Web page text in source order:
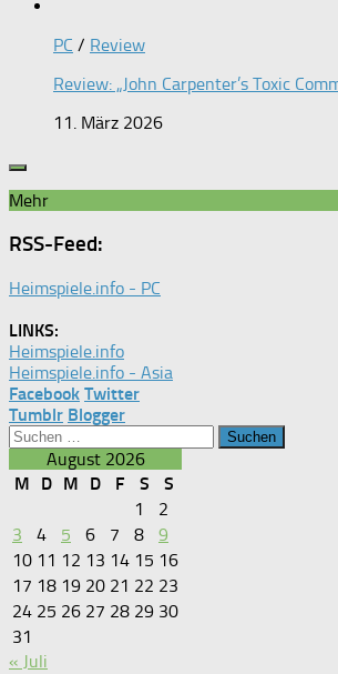
PC / Review
Review: „John Carpenter’s Toxic
11. März 2026
Mehr
RSS-Feed:
Heimspiele.info - PC
LINKS:
Heimspiele.info
Heimspiele.info - Asia
Facebook Twitter
Tumblr Blogger
Suchen
nach:August 2026
M
D M D F S
S
1
2
3
4 5 6 7 8
9
10 11 12 13 14 15 16
17 18 19 20 21 22 23
24 25 26 27 28 29 30
31
« Juli